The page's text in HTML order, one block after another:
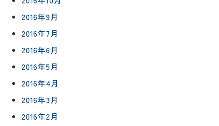
2016年9月
2016年7月
2016年6月
2016年5月
2016年4月
2016年3月
2016年2月